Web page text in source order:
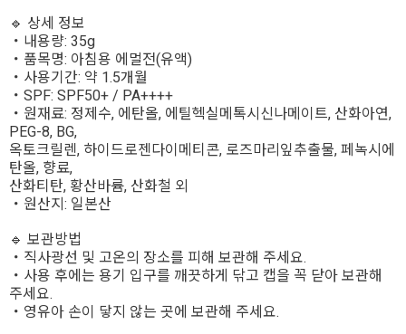
🔹 상세 정보
・내용량: 35g
・품목명: 아침용 에멀전(유액)
・사용기간: 약 1.5개월
・SPF: SPF50+ / PA++++
・원재료: 정제수, 에탄올, 에틸헥실메톡시신나메이트, 산화아연,
PEG-8, BG,
옥토크릴렌, 하이드로젠다이메티콘, 로즈마리잎추출물, 페녹시에
탄올, 향료,
산화티탄, 황산바륨, 산화철 외
・원산지: 일본산
🔹 보관방법
・직사광선 및 고온의 장소를 피해 보관해 주세요.
・사용 후에는 용기 입구를 깨끗하게 닦고 캡을 꼭 닫아 보관해
주세요.
・영유아 손이 닿지 않는 곳에 보관해 주세요.